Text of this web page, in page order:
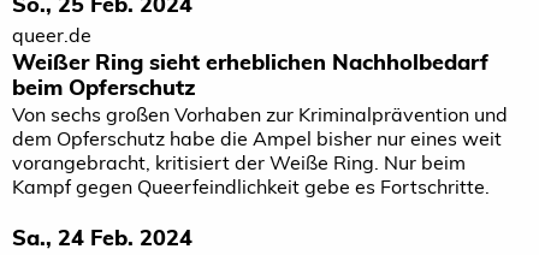
queer.de
Weißer Ring sieht erheblichen Nachholbedarf
beim Opferschutz
Von sechs großen Vorhaben zur Kriminalprävention und
dem Opferschutz habe die Ampel bisher nur eines weit
vorangebracht, kritisiert der Weiße Ring. Nur beim
Kampf gegen Queerfeindlichkeit gebe es Fortschritte.
Sa., 24 Feb. 2024